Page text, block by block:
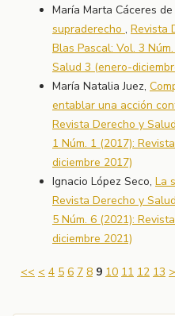
María Marta Cáceres
supraderecho , Revista
Blas Pascal: Vol. 3
Salud 3 (enero-
María Natalia Juez,
entablar una acción
Revista Derecho y
1 Núm. 1 (2017):
diciembre 2017)
Ignacio López Seco, La
Revista Derecho y
5 Núm. 6 (2021):
diciembre 2021)
<< < 4 5 6 7 8 9 10 11 12 13 >